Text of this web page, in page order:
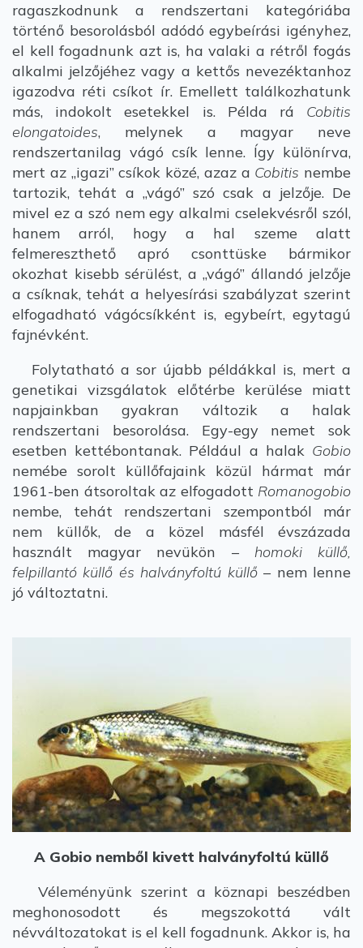
ragaszkodnunk a rendszertani kategóriába
történő besorolásból adódó egybeírási igényhez,
el kell fogadnunk azt is, ha valaki a rétről fogás
alkalmi jelzőjéhez vagy a kettős nevezéktanhoz
igazodva réti csíkot ír. Emellett találkozhatunk
más, indokolt esetekkel is. Példa rá Cobitis
elongatoides, melynek a magyar neve
rendszertanilag vágó csík lenne. Így különírva,
mert az „igazi” csíkok közé, azaz a Cobitis nembe
tartozik, tehát a „vágó” szó csak a jelzője. De
mivel ez a szó nem egy alkalmi cselekvésről szól,
hanem arról, hogy a hal szeme alatt
felmereszthető apró csonttüske bármikor
okozhat kisebb sérülést, a „vágó” állandó jelzője
a csíknak, tehát a helyesírási szabályzat szerint
elfogadható vágócsíkként is, egybeírt, egytagú
fajnévként.
Folytatható a sor újabb példákkal is, mert a
genetikai vizsgálatok előtérbe kerülése miatt
napjainkban gyakran változik a halak
rendszertani besorolása. Egy-egy nemet sok
esetben kettébontanak. Például a halak Gobio
nemébe sorolt küllőfajaink közül hármat már
1961-ben átsoroltak az elfogadott Romanogobio
nembe, tehát rendszertani szempontból már
nem küllők, de a közel másfél évszázada
használt magyar nevükön – homoki küllő,
felpillantó küllő és halványfoltú küllő– nem lenne
jó változtatni.
A Gobio nemből kivett halványfoltú küllő
Véleményünk szerint a köznapi beszédben
meghonosodott és megszokottá vált
névváltozatokat is el kell fogadnunk. Akkor is, ha